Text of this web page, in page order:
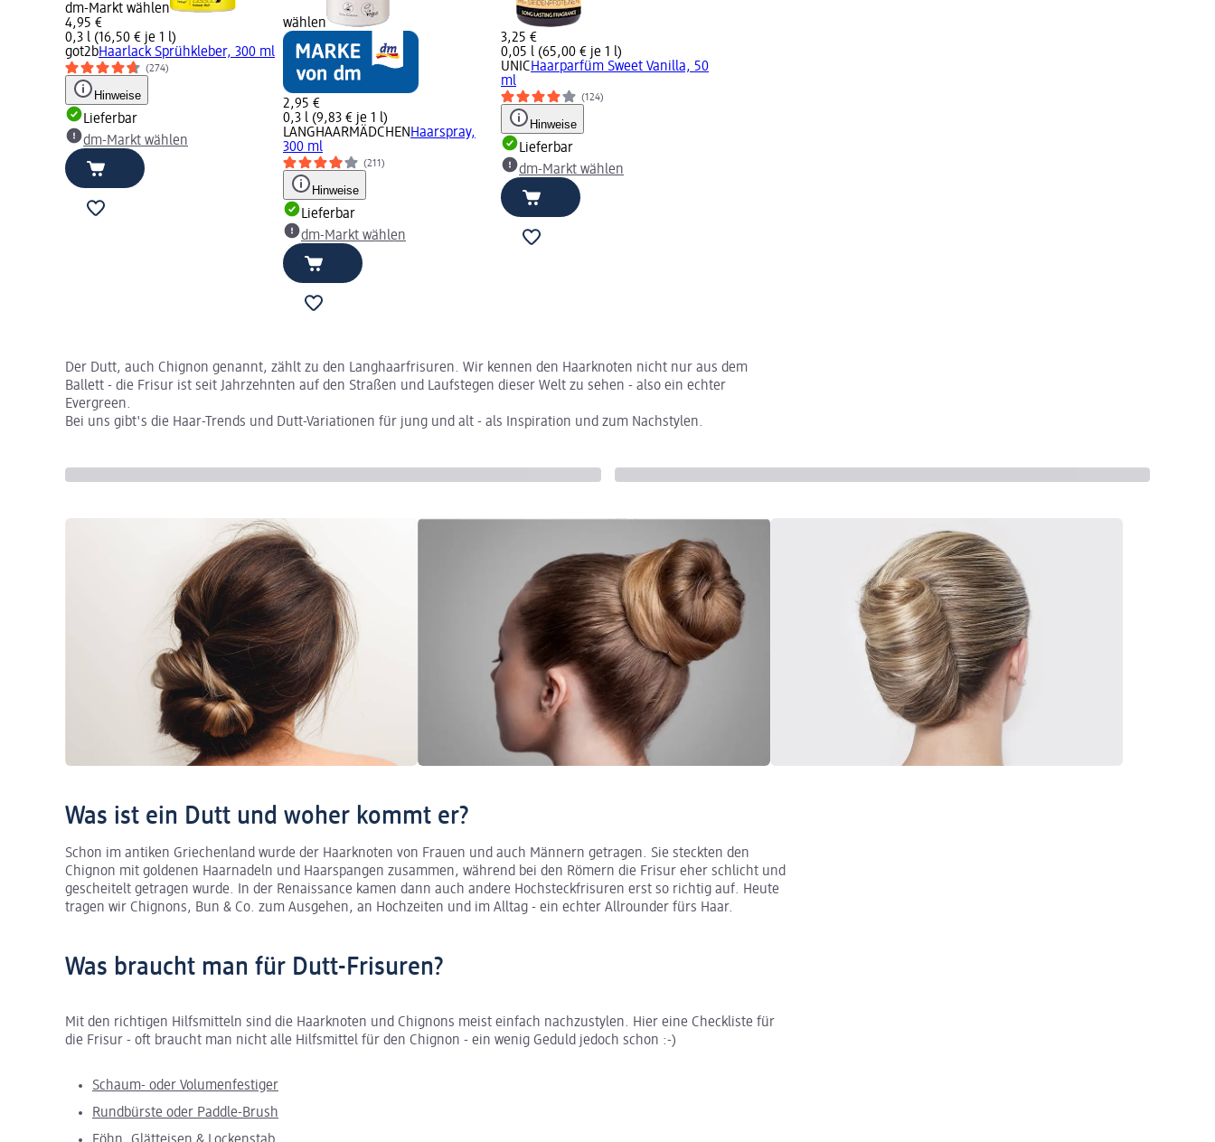
dm-Markt wählen
4,95 €
0,3 l (16,50 € je 1 l)
got2bHaarlack Sprühkleber, 300 ml
(274)
Hinweise
Lieferbar
dm-Markt wählen
wählen
2,95 €
0,3 l (9,83 € je 1 l)
LANGHAARMÄDCHEN Haarspray,
300 ml
(211)
Hinweise
Lieferbar
dm-Markt wählen
3,25 €
0,05 l (65,00 € je 1 l)
UNICHaarparfüm Sweet Vanilla, 50
ml
(124)
Hinweise
Lieferbar
dm-Markt wählen
Der Dutt, auch Chignon genannt, zählt zu den Langhaarfrisuren. Wir kennen den Haarknoten nicht nur aus dem
Ballett - die Frisur ist seit Jahrzehnten auf den Straßen und Laufstegen dieser Welt zu sehen - also ein echter
Evergreen.
Bei uns gibt's die Haar-Trends und Dutt-Variationen für jung und alt - als Inspiration und zum Nachstylen.
Was ist ein Dutt und woher kommt er?
Schon im antiken Griechenland wurde der Haarknoten von Frauen und auch Männern getragen. Sie steckten den
Chignon mit goldenen Haarnadeln und Haarspangen zusammen, während bei den Römern die Frisur eher schlicht und
gescheitelt getragen wurde. In der Renaissance kamen dann auch andere Hochsteckfrisuren erst so richtig auf. Heute
tragen wir Chignons, Bun & Co. zum Ausgehen, an Hochzeiten und im Alltag - ein echter Allrounder fürs Haar.
Was braucht man für Dutt-Frisuren?
Mit den richtigen Hilfsmitteln sind die Haarknoten und Chignons meist einfach nachzustylen. Hier eine Checkliste für
die Frisur - oft braucht man nicht alle Hilfsmittel für den Chignon - ein wenig Geduld jedoch schon :-)
Schaum- oder Volumenfestiger
Rundbürste oder Paddle-Brush